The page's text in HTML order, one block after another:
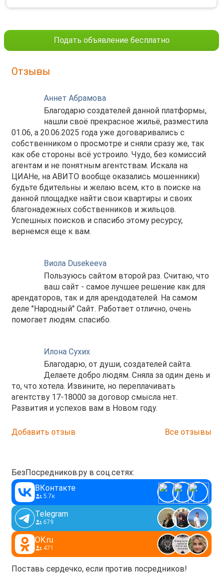
Подать объявление бесплатно
Отзывы
Аннет Абрамова
Благодарю создателей данной платформы,
нашли своё прекрасное жильё, разместила
01.06, а 20.06.2025 года уже договаривались с
собственником о просмотре и сняли сразу же, так
как обе стороны всё устроило. Чудо, без комиссий
агентам и не понятным агентствам. Искала на
ЦИАНе, на АВИТО вообще оказались мошенники)
будьте бдительны и желаю всем, кто в поиске на
данной площадке найти свои квартиры и своих
благонадежных собственников и жильцов.
Успешных поисков и спасибо этому ресурсу,
вернемся еще к вам.
Виола Dusekeeva
Пользуюсь сайтом второй раз. Считаю, что
ваш сайт - самое лучшее решение как для
арендаторов, так и для арендодателей. На самом
деле "Народный" Сайт. Работает отлично, очень
помогает людям. спасибо.
Илона Сухих
Благодарю, от души, создателей сайта.
Делаете добро людям. Сняла за один день и
то, что хотела. Извините, но переплачивать
агентству 17-18000 за договор смысла нет.
Развития и успехов вам в Новом году.
Добавить отзыв Все отзывы
БезПосредников.ру в соц.сетях:
ВКонтакте
5.7к
Telegram
679
OK.ru
471
Поставь сердечко, если против посредников!